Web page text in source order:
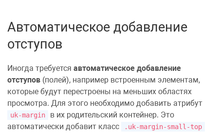
Автоматическое добавление
отступов
Иногда требуется автоматическое добавление
отступов (полей), например встроенным элементам,
которые будут перестроены на меньших областях
просмотра. Для этого необходимо добавить атрибут
uk-margin
в их родительский контейнер. Это
автоматически добавит класс
.uk-margin-small-top